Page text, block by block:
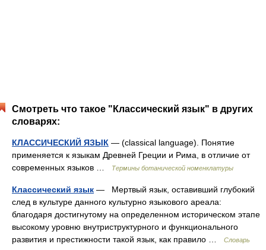
Смотреть что такое "Классический язык" в других
словарях:
КЛАССИЧЕСКИЙ ЯЗЫК — (classical language). Понятие
применяется к языкам Древней Греции и Рима, в отличие от
современных языков …
Термины ботанической номенклатуры
Классический язык — Мертвый язык, оставивший глубокий
след в культуре данного культурно языкового ареала:
благодаря достигнутому на определенном историческом этапе
высокому уровню внутриструктурного и функционального
развития и престижности такой язык, как правило …
Словарь